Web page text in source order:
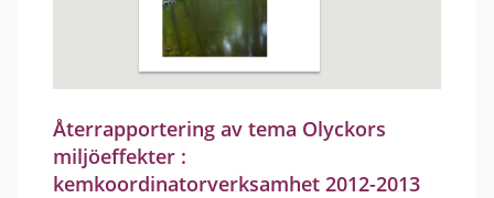
Återrapportering av tema Olyckors
miljöeffekter :
kemkoordinatorverksamhet 2012-2013